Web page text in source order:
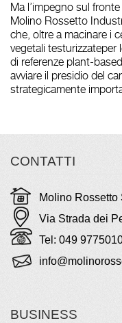
Ma l’impegno sul
Molino Rossetto
che, oltre a macinare i
vegetali testurizzateper
di referenze plant-based
avviare il presidio del
strategicamente
CONTATTI
Molino Rossetto
Via Strada dei
Tel: 049
BUSINESS